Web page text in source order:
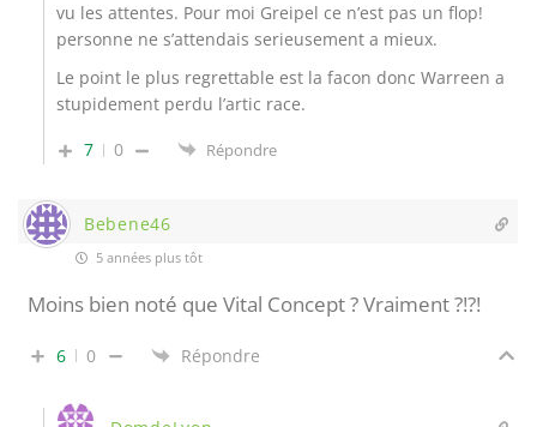
vu les attentes. Pour moi Greipel ce n’est pas un flop!
personne ne s’attendais serieusement a mieux.
Le point le plus regrettable est la facon donc Warreen a
stupidement perdu l’artic race.
7
0 Répondre
Bebene46
5 années plus tôt
Moins bien noté que Vital Concept ? Vraiment ?!?!
6 0 Répondre